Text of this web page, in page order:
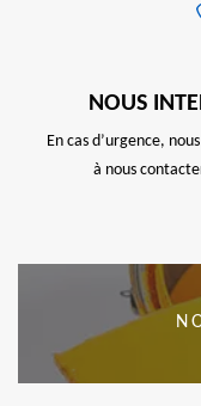
NOUS
En cas d’urgence,
à nous